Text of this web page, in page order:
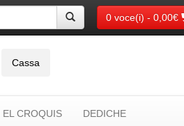
0 voce(i) - 0,00€
Cassa
EL CROQUIS DEDICHE